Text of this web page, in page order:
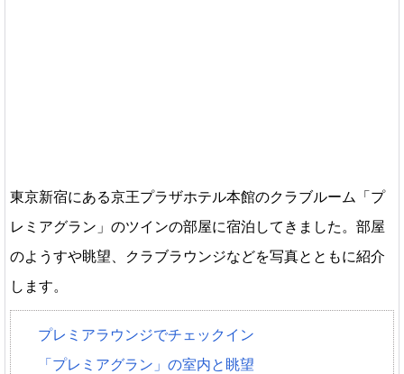
東京新宿にある京王プラザホテル本館のクラブルーム「プ
レミアグラン」のツインの部屋に宿泊してきました。部屋
のようすや眺望、クラブラウンジなどを写真とともに紹介
します。
プレミアラウンジでチェックイン
「プレミアグラン」の室内と眺望